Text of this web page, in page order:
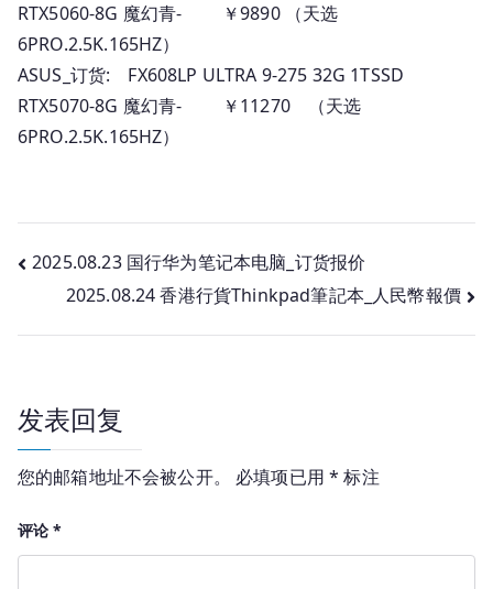
RTX5060-8G 魔幻青- ￥9890 （天选
6PRO.2.5K.165HZ）
ASUS_订货: FX608LP ULTRA 9-275 32G 1TSSD
RTX5070-8G 魔幻青- ￥11270 （天选
6PRO.2.5K.165HZ）
文
航
2025.08.23 国行华为笔记本电脑_订货报价
2025.08.24 香港行貨Thinkpad筆記本_人民幣報價
发表回复
您的邮箱地址不会被公开。 必填项已用* 标注
评论*